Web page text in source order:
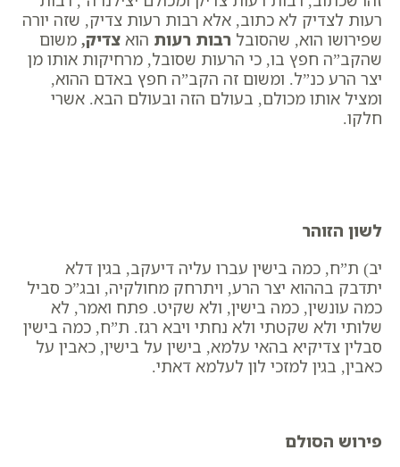
רעות לצדיק לא כתוב, אלא רבות רעות צדיק, שזה יורה
שפירושו הוא, שהסובל רבות רעות הוא צדיק, משום
שהקב”ה חפץ בו, כי הרעות שסובל, מרחיקות אותו מן
יצר הרע כנ”ל. ומשום זה הקב”ה חפץ באדם ההוא,
ומציל אותו מכולם, בעולם הזה ובעולם הבא. אשרי
חלקו.
לשון הזוהר
יב) ת”ח, כמה בישין עברו עליה דיעקב, בגין דלא
יתדבק בההוא יצר הרע, ויתרחק מחולקיה, ובג”כ סביל
כמה עונשין, כמה בישין, ולא שקיט. פתח ואמר, לא
שלותי ולא שקטתי ולא נחתי ויבא רגז. ת”ח, כמה בישין
סבלין צדיקיא בהאי עלמא, בישין על בישין, כאבין על
כאבין, בגין למזכי לון לעלמא דאתי.
פירוש הסולם